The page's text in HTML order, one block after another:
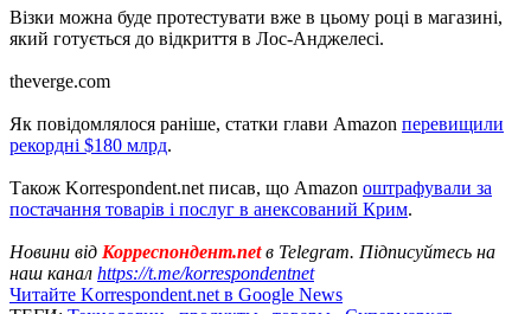
Візки можна буде протестувати вже в цьому році в магазині,
який готується до відкриття в Лос-Анджелесі.
theverge.com
Як повідомлялося раніше, статки глави Amazon перевищили
рекордні $180 млрд.
Також Korrespondent.net писав, що Amazon оштрафували за
постачання товарів і послуг в анексований Крим.
Новини від Корреспондент.netв Telegram. Підписуйтесь на
наш канал https://t.me/korrespondentnet
Читайте Korrespondent.net в Google News